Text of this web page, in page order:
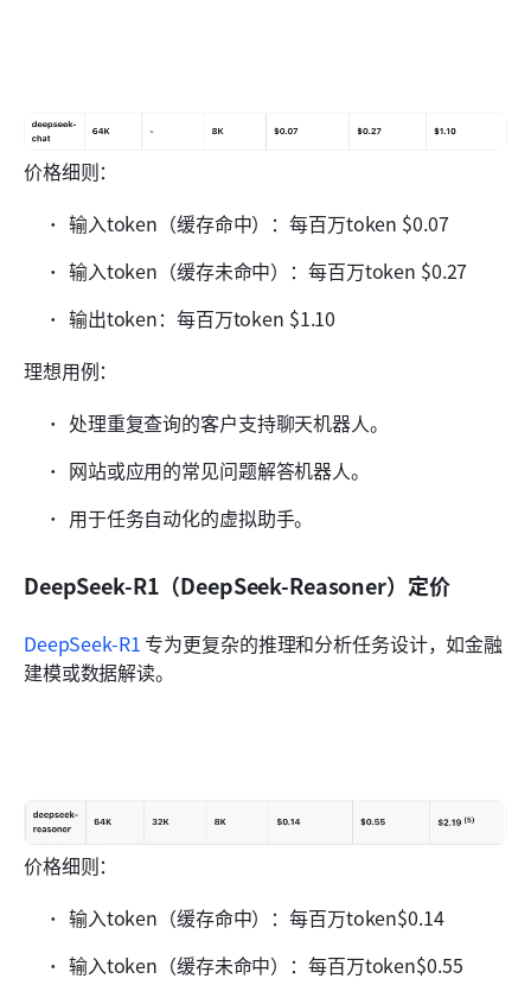
价格细则：
输入token（缓存命中）：每百万token $0.07
输入token（缓存未命中）：每百万token $0.27
输出token：每百万token $1.10
理想用例：
处理重复查询的客户支持聊天机器人。
网站或应用的常见问题解答机器人。
用于任务自动化的虚拟助手。
DeepSeek-R1（DeepSeek-Reasoner）定价
DeepSeek-R1 专为更复杂的推理和分析任务设计，如金融
建模或数据解读。
价格细则：
输入token（缓存命中）：每百万token$0.14
输入token（缓存未命中）：每百万token$0.55